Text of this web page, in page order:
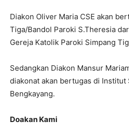
Diakon Oliver Maria CSE akan
Tiga/Bandol Paroki S.Theresia
Gereja Katolik Paroki Simpang
Sedangkan Diakon Mansur
diakonat akan bertugas di Institut
Bengkayang.
Doakan Kami